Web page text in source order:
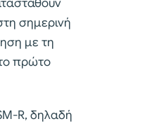
σημερινή
με τη
πρώτο
R, δηλαδή